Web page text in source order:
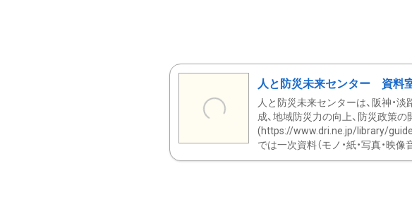
人と防災未来センター 資料
人と防災未来センターは、阪神・
成、地域防災力の向上、防災政策
(https://www.dri.ne.jp/library/guide/
では一次資料（モノ・紙・写真・映像